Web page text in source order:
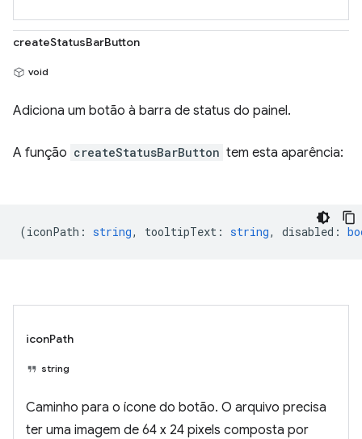
createStatusBarButton
void
Adiciona um botão à barra de status do painel.
A função createStatusBarButton tem esta aparência:
(iconPath : string, tooltipText : string, disabled :
iconPath
string
Caminho para o ícone do botão. O arquivo precisa
ter uma imagem de 64 x 24 pixels composta por